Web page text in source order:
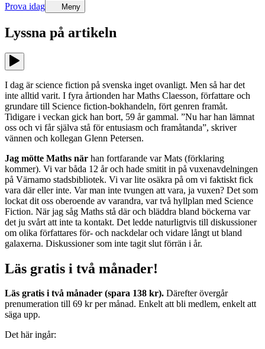
Prova idag
Meny
Lyssna på artikeln
I dag är science fiction på svenska inget ovanligt. Men så har det
inte alltid varit. I fyra årtionden har Maths Claesson, författare och
grundare till Science fiction-bokhandeln, fört genren framåt.
Tidigare i veckan gick han bort, 59 år gammal. ”Nu har han lämnat
oss och vi får själva stå för entusiasm och framåtanda”, skriver
vännen och kollegan Glenn Petersen.
Jag mötte Maths när han fortfarande var Mats (förklaring
kommer). Vi var båda 12 år och hade smitit in på vuxenavdelningen
på Värnamo stadsbibliotek. Vi var lite osäkra på om vi faktiskt fick
vara där eller inte. Var man inte tvungen att vara, ja vuxen? Det som
lockat dit oss oberoende av varandra, var två hyllplan med Science
Fiction. När jag såg Maths stå där och bläddra bland böckerna var
det ju svårt att inte ta kontakt. Det ledde naturligtvis till diskussioner
om olika författares för- och nackdelar och vidare långt ut bland
galaxerna. Diskussioner som inte tagit slut förrän i år.
Läs gratis i två månader!
Läs gratis i två månader (spara 138 kr). Därefter övergår
prenumeration till 69 kr per månad. Enkelt att bli medlem, enkelt att
säga upp.
Det här ingår: